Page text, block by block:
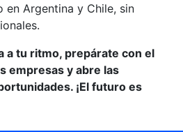
en Argentina y Chile, sin
a tu ritmo, prepárate con el
empresas y abre las
¡El futuro es